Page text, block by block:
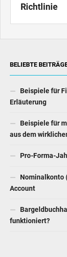
Richtlinie
BELIEBTE
Beispiele für
Erläuterung
Beispiele für
aus dem
Pro-Forma-
Nominalkonto
Account
funktioniert?